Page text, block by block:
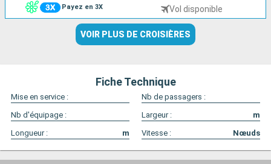
Payez en 3X Vol disponible
VOIR PLUS DE CROISIÈRES
Fiche Technique
Mise en service :
Nb de passagers :
Nb d'équipage :
Largeur :
m
Longueur :
m Vitesse : Nœuds